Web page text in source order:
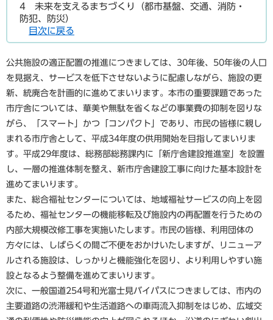
4 未来を支えるまちづくり（都市基盤、交通、消防・
防犯、防災）
目次に戻る
公共施設の適正配置の推進につきましては、30年後、50年後の人口
を見据え、サービスを低下させないように配慮しながら、施設の更
新、統廃合を計画的に進めてまいります。本市の重要課題であった
市庁舎については、華美や無駄を省くなどの事業費の抑制を図りな
がら、「スマート」かつ「コンパクト」であり、市民の皆様に親し
まれる市庁舎として、平成34年度の供用開始を目指してまいりま
す。平成29年度は、総務部総務課内に「新庁舎建設推進室」を設置
し、一層の推進体制を整え、新市庁舎建設工事に向けた基本設計を
進めてまいります。
また、総合福祉センターについては、地域福祉サービスの向上を図
るため、福祉センターの機能移転及び施設内の再配置を行うための
内部大規模改修工事を実施いたします。市民の皆様、利用団体の
方々には、しばらくの間ご不便をおかけいたしますが、リニューア
ルされる施設は、しっかりと機能強化を図り、より利用しやすい施
設となるよう整備を進めてまいります。
次に、一般国道254号和光富士見バイパスにつきましては、市内の
主要道路の渋滞緩和や生活道路への車両流入抑制をはじめ、広域交